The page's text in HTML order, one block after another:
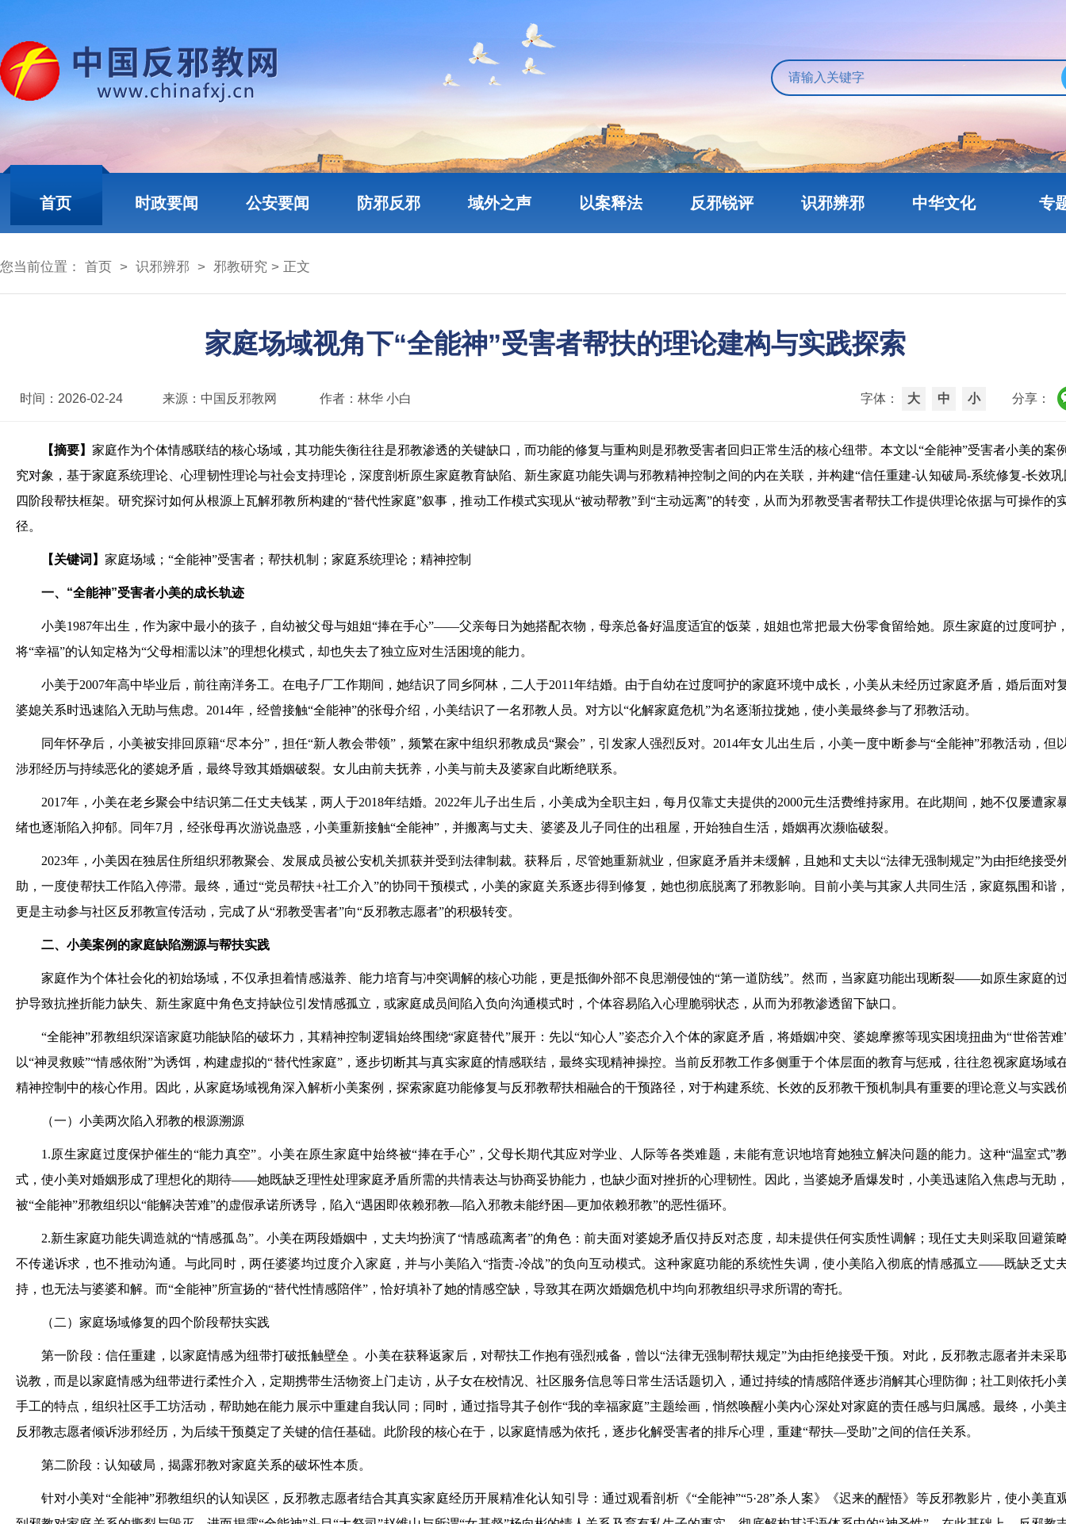
首页 时政要闻 公安要闻 防邪反邪 域外之声 以案释法 反邪锐评 识邪辨邪 中华文化 专
您当前位置： 首页 > 识邪辨邪 > 邪教研究 > 正文
家庭场域视角下“全能神”受害者帮扶的理论建构与实践探索
时间： 2026-02-24 来源： 中国反邪教网 作者： 林华 小白 字体： 大 中 小 分享：
【摘要】家庭作为个体情感联结的核心场域，其功能失衡往往是邪教渗透的关键缺口，而功能的修复与重构则是邪教受害者回归正常生活的核心纽带。本文以“全能神”受害者小美的案
究对象，基于家庭系统理论、心理韧性理论与社会支持理论，深度剖析原生家庭教育缺陷、新生家庭功能失调与邪教精神控制之间的内在关联，并构建“信任重建-认知破局-系统修复-长效巩
四阶段帮扶框架。研究探讨如何从根源上瓦解邪教所构建的“替代性家庭”叙事，推动工作模式实现从“被动帮教”到“主动远离”的转变，从而为邪教受害者帮扶工作提供理论依据与可操作的
径。
【关键词】 家庭场域；“全能神”受害者；帮扶机制；家庭系统理论；精神控制
一、“全能神”受害者小美的成长轨迹
小美1987年出生，作为家中最小的孩子，自幼被父母与姐姐“捧在手心”——父亲每日为她搭配衣物，母亲总备好温度适宜的饭菜，姐姐也常把最大份零食留给她。原生家庭的过度呵护
将“幸福”的认知定格为“父母相濡以沫”的理想化模式，却也失去了独立应对生活困境的能力。
小美于2007年高中毕业后，前往南洋务工。在电子厂工作期间，她结识了同乡阿林，二人于2011年结婚。由于自幼在过度呵护的家庭环境中成长，小美从未经历过家庭矛盾，婚后面对
婆媳关系时迅速陷入无助与焦虑。2014年，经曾接触“全能神”的张母介绍，小美结识了一名邪教人员。对方以“化解家庭危机”为名逐渐拉拢她，使小美最终参与了邪教活动。
同年怀孕后，小美被安排回原籍“尽本分”，担任“新人教会带领”，频繁在家中组织邪教成员“聚会”，引发家人强烈反对。2014年女儿出生后，小美一度中断参与“全能神”邪教活动，但
涉邪经历与持续恶化的婆媳矛盾，最终导致其婚姻破裂。女儿由前夫抚养，小美与前夫及婆家自此断绝联系。
2017年，小美在老乡聚会中结识第二任丈夫钱某，两人于2018年结婚。2022年儿子出生后，小美成为全职主妇，每月仅靠丈夫提供的2000元生活费维持家用。在此期间，她不仅屡遭家
绪也逐渐陷入抑郁。同年7月，经张母再次游说蛊惑，小美重新接触“全能神”，并搬离与丈夫、婆婆及儿子同住的出租屋，开始独自生活，婚姻再次濒临破裂。
2023年，小美因在独居住所组织邪教聚会、发展成员被公安机关抓获并受到法律制裁。获释后，尽管她重新就业，但家庭矛盾并未缓解，且她和丈夫以“法律无强制规定”为由拒绝接受
助，一度使帮扶工作陷入停滞。最终，通过“党员帮扶+社工介入”的协同干预模式，小美的家庭关系逐步得到修复，她也彻底脱离了邪教影响。目前小美与其家人共同生活，家庭氛围和谐
更是主动参与社区反邪教宣传活动，完成了从“邪教受害者”向“反邪教志愿者”的积极转变。
二、小美案例的家庭缺陷溯源与帮扶实践
家庭作为个体社会化的初始场域，不仅承担着情感滋养、能力培育与冲突调解的核心功能，更是抵御外部不良思潮侵蚀的“第一道防线”。然而，当家庭功能出现断裂——如原生家庭的
护导致抗挫折能力缺失、新生家庭中角色支持缺位引发情感孤立，或家庭成员间陷入负向沟通模式时，个体容易陷入心理脆弱状态，从而为邪教渗透留下缺口。
“全能神”邪教组织深谙家庭功能缺陷的破坏力，其精神控制逻辑始终围绕“家庭替代”展开：先以“知心人”姿态介入个体的家庭矛盾，将婚姻冲突、婆媳摩擦等现实困境扭曲为“世俗苦难
以“神灵救赎”“情感依附”为诱饵，构建虚拟的“替代性家庭”，逐步切断其与真实家庭的情感联结，最终实现精神操控。当前反邪教工作多侧重于个体层面的教育与惩戒，往往忽视家庭场域
精神控制中的核心作用。因此，从家庭场域视角深入解析小美案例，探索家庭功能修复与反邪教帮扶相融合的干预路径，对于构建系统、长效的反邪教干预机制具有重要的理论意义与实践
（一）小美两次陷入邪教的根源溯源
1.原生家庭过度保护催生的“能力真空”。小美在原生家庭中始终被“捧在手心”，父母长期代其应对学业、人际等各类难题，未能有意识地培育她独立解决问题的能力。这种“温室式”
式，使小美对婚姻形成了理想化的期待——她既缺乏理性处理家庭矛盾所需的共情表达与协商妥协能力，也缺少面对挫折的心理韧性。因此，当婆媳矛盾爆发时，小美迅速陷入焦虑与无助
被“全能神”邪教组织以“能解决苦难”的虚假承诺所诱导，陷入“遇困即依赖邪教—陷入邪教未能纾困—更加依赖邪教”的恶性循环。
2.新生家庭功能失调造就的“情感孤岛”。小美在两段婚姻中，丈夫均扮演了“情感疏离者”的角色：前夫面对婆媳矛盾仅持反对态度，却未提供任何实质性调解；现任丈夫则采取回避策
不传递诉求，也不推动沟通。与此同时，两任婆婆均过度介入家庭，并与小美陷入“指责-冷战”的负向互动模式。这种家庭功能的系统性失调，使小美陷入彻底的情感孤立——既缺乏丈
持，也无法与婆婆和解。而“全能神”所宣扬的“替代性情感陪伴”，恰好填补了她的情感空缺，导致其在两次婚姻危机中均向邪教组织寻求所谓的寄托。
（二）家庭场域修复的四个阶段帮扶实践
第一阶段：信任重建，以家庭情感为纽带打破抵触壁垒 。小美在获释返家后，对帮扶工作抱有强烈戒备，曾以“法律无强制帮扶规定”为由拒绝接受干预。对此，反邪教志愿者并未采
说教，而是以家庭情感为纽带进行柔性介入，定期携带生活物资上门走访，从子女在校情况、社区服务信息等日常生活话题切入，通过持续的情感陪伴逐步消解其心理防御；社工则依托小
手工的特点，组织社区手工坊活动，帮助她在能力展示中重建自我认同；同时，通过指导其子创作“我的幸福家庭”主题绘画，悄然唤醒小美内心深处对家庭的责任感与归属感。最终，小美
反邪教志愿者倾诉涉邪经历，为后续干预奠定了关键的信任基础。此阶段的核心在于，以家庭情感为依托，逐步化解受害者的排斥心理，重建“帮扶—受助”之间的信任关系。
第二阶段：认知破局，揭露邪教对家庭关系的破坏性本质。
针对小美对“全能神”邪教组织的认知误区，反邪教志愿者结合其真实家庭经历开展精准化认知引导：通过观看剖析《“全能神”“5·28”杀人案》《迟来的醒悟》等反邪教影片，使小美直